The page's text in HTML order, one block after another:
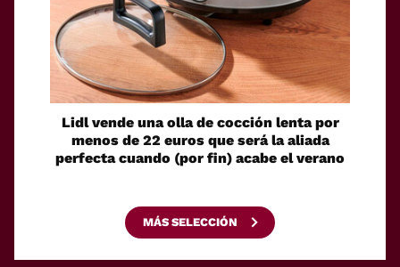
Lidl vende una olla de cocción lenta por
menos de 22 euros que será la aliada
perfecta cuando (por fin) acabe el verano
MÁS SELECCIÓN